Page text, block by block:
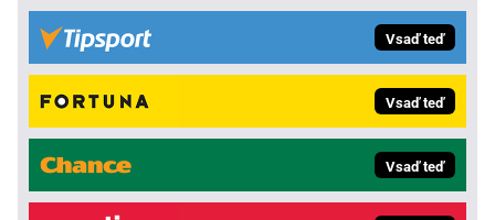
Vsaď teď
Vsaď teď
Vsaď teď